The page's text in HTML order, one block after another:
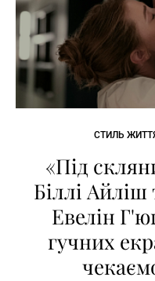
СТИЛЬ
«Під
Біллі Айліш
Евелін
гучних